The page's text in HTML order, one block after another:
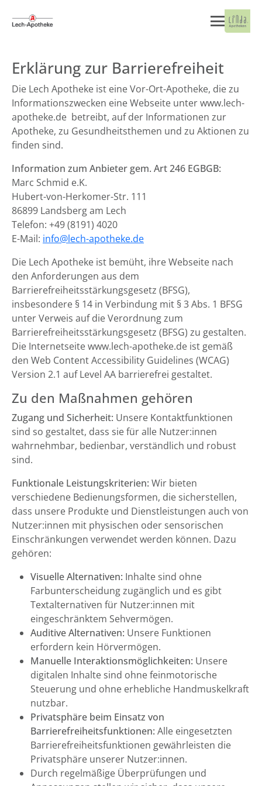
Erklärung zur Barrierefreiheit
Die Lech Apotheke ist eine Vor-Ort-Apotheke, die zu
Informationszwecken eine Webseite unter www.lech-
apotheke.de betreibt, auf der Informationen zur
Apotheke, zu Gesundheitsthemen und zu Aktionen zu
finden sind.
Information zum Anbieter gem. Art 246 EGBGB:
Marc Schmid e.K.
Hubert-von-Herkomer-Str. 111
86899 Landsberg am Lech
Telefon: +49 (8191) 4020
E-Mail: info@lech-apotheke.de
Die Lech Apotheke ist bemüht, ihre Webseite nach
den Anforderungen aus dem
Barrierefreiheitsstärkungsgesetz (BFSG),
insbesondere § 14 in Verbindung mit § 3 Abs. 1 BFSG
unter Verweis auf die Verordnung zum
Barrierefreiheitsstärkungsgesetz (BFSG) zu gestalten.
Die Internetseite www.lech-apotheke.de ist gemäß
den Web Content Accessibility Guidelines (WCAG)
Version 2.1 auf Level AA barrierefrei gestaltet.
Zu den Maßnahmen gehören
Zugang und Sicherheit: Unsere Kontaktfunktionen
sind so gestaltet, dass sie für alle Nutzer:innen
wahrnehmbar, bedienbar, verständlich und robust
sind.
Funktionale Leistungskriterien: Wir bieten
verschiedene Bedienungsformen, die sicherstellen,
dass unsere Produkte und Dienstleistungen auch von
Nutzer:innen mit physischen oder sensorischen
Einschränkungen verwendet werden können. Dazu
gehören:
Visuelle Alternativen: Inhalte sind ohne
Farbunterscheidung zugänglich und es gibt
Textalternativen für Nutzer:innen mit
eingeschränktem Sehvermögen.
Auditive Alternativen: Unsere Funktionen
erfordern kein Hörvermögen.
Manuelle Interaktionsmöglichkeiten: Unsere
digitalen Inhalte sind ohne feinmotorische
Steuerung und ohne erhebliche Handmuskelkraft
nutzbar.
Privatsphäre beim Einsatz von
Barrierefreiheitsfunktionen: Alle eingesetzten
Barrierefreiheitsfunktionen gewährleisten die
Privatsphäre unserer Nutzer:innen.
Durch regelmäßige Überprüfungen und